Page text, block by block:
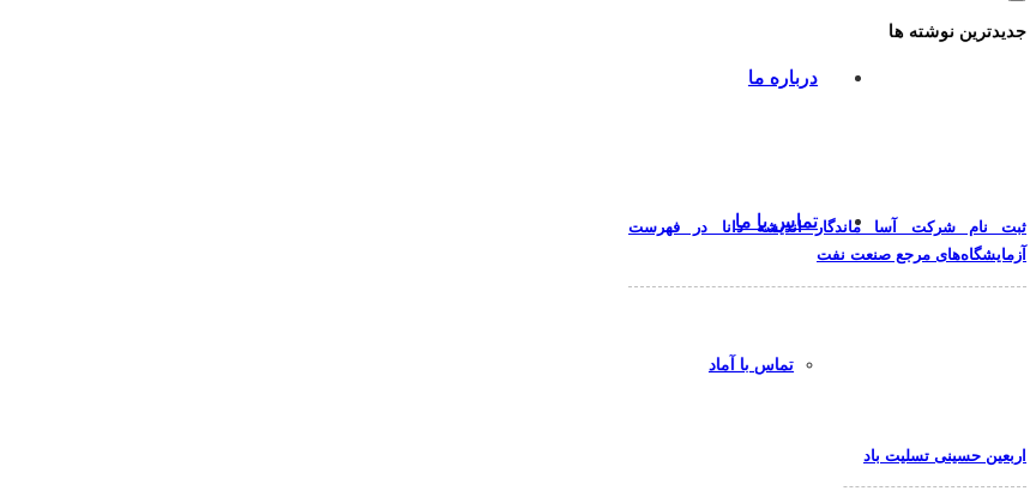
درباره ما
تماس با ما
تماس با آماد
جدیدترین نوشته ها
ثبت نام شرکت آسا ماندگار اندیشه دانا در فهرست
آزمایشگاه‌های مرجع صنعت نفت
اربعین حسینی تسلیت باد